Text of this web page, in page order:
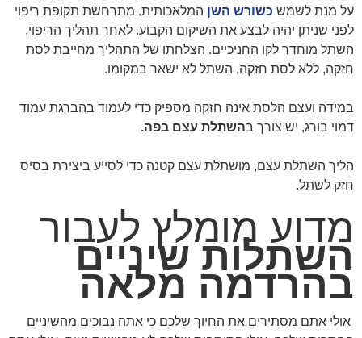
על מנת לשמש כשורש השן המלאכותית. מתרחשת תקופת ריפוי
לפני שניתן יהיה לבצע את השיקום הקבוע. לאחר תהליך הריפוי,
השתל מוחדר לקו החניכיים. הצלחתו של התהליך מחייבת לסת
חזקה, ללא לסת חזקה, השתל לא ישאר במקומו.
במידה ועצם הלסת אינה חזקה מספיק כדי לעמוד בהברגת עמוד
דמוי בורג, יש צורך בהשתלת עצם בפה.
הליך השתלת עצם, מושתלת עצם קטנה כדי לסייע ביצירת בסיס
חזק לשתל.
מדוע מומלץ לעבור
השתלות שיניים
בהרדמה מלאה
אולי אתם מסתירים את החיוך שלכם כי אתה נבוכים מהשיניים